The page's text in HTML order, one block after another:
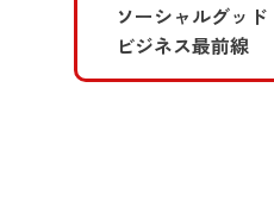
ソーシャルグッド
ビジネス最前線